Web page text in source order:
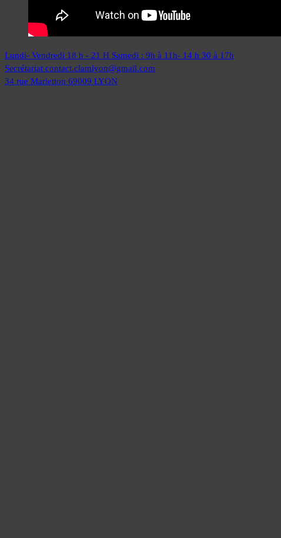
Lundi- Vendredi 18 h - 21 H Samedi : 9h à 11h- 14 h 30 à 17h
Secrétariat contact.clamlyon@gmail.com
34 rue Marietton 69009 LYON